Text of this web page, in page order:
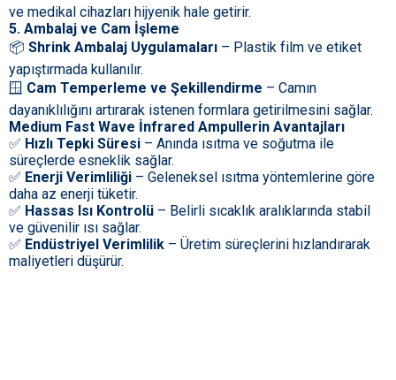
ve medikal cihazları hijyenik hale getirir.
5. Ambalaj ve Cam İşleme
📦 Shrink Ambalaj Uygulamaları – Plastik film ve etiket
yapıştırmada kullanılır.
🪟 Cam Temperleme ve Şekillendirme – Camın
dayanıklılığını artırarak istenen formlara getirilmesini sağlar.
Medium Fast Wave İnfrared Ampullerin Avantajları
✅ Hızlı Tepki Süresi – Anında ısıtma ve soğutma ile
süreçlerde esneklik sağlar.
✅ Enerji Verimliliği – Geleneksel ısıtma yöntemlerine göre
daha az enerji tüketir.
✅ Hassas Isı Kontrolü – Belirli sıcaklık aralıklarında stabil
ve güvenilir ısı sağlar.
✅ Endüstriyel Verimlilik – Üretim süreçlerini hızlandırarak
maliyetleri düşürür.